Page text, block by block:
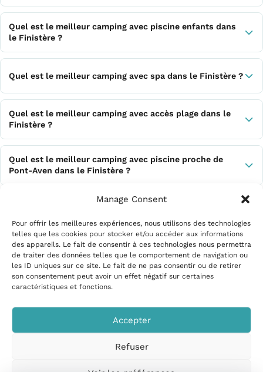
Manage Consent
Pour offrir les meilleures expériences, nous utilisons des technologies
telles que les cookies pour stocker et/ou accéder aux informations
des appareils. Le fait de consentir à ces technologies nous permettra
de traiter des données telles que le comportement de navigation ou
les ID uniques sur ce site. Le fait de ne pas consentir ou de retirer
son consentement peut avoir un effet négatif sur certaines
caractéristiques et fonctions.
Accepter
Refuser
Quel est le meilleur camping avec piscine enfants dans
le Finistère ?
Quel est le meilleur camping avec spa dans le Finistère ?
Quel est le meilleur camping avec accès plage dans le
Finistère ?
Quel est le meilleur camping avec piscine proche de
Pont-Aven dans le Finistère ?
Quel est le meilleur camping avec piscine proche de
Mentions légales|Politique
de confidentialité
suggestions|Politique de
cookies